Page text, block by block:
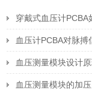
血压计PCBA对脉搏
血压测量模块设计
血压测量模块的加